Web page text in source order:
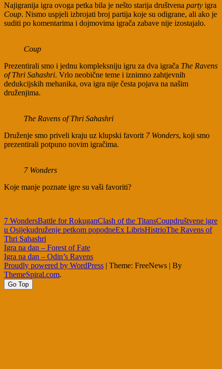
Najigranija igra ovoga petka bila je nešto starija društvena party igra
Coup. Nismo uspjeli izbrojati broj partija koje su odigrane, ali ako je
suditi po komentarima i dojmovima igrača zabave nije izostajalo.
Coup
Prezentirali smo i jednu kompleksniju igru za dva igrača The Ravens
of Thri Sahashri. Vrlo neobične teme i iznimno zahtjevnih
dedukcijskih mehanika, ova igra nije česta pojava na našim
druženjima.
The Ravens of Thri Sahashri
Druženje smo priveli kraju uz klupski favorit 7 Wonders, koji smo
prezentirali potpuno novim igračima.
7 Wonders
Koje manje poznate igre su vaši favoriti?
7 WondersBattle for RokuganClash of the TitansCoupdruštvene igre
u Osijekudruženje petkom popodneEx LibrisHistrioThe Ravens of
Thri Sahashri
Post
navigation
Igra na dan – Forest of Fate
Igra na dan – Odin’s Ravens
Proudly powered by WordPress | Theme: FreeNews | By
ThemeSpiral.com.
Go Top